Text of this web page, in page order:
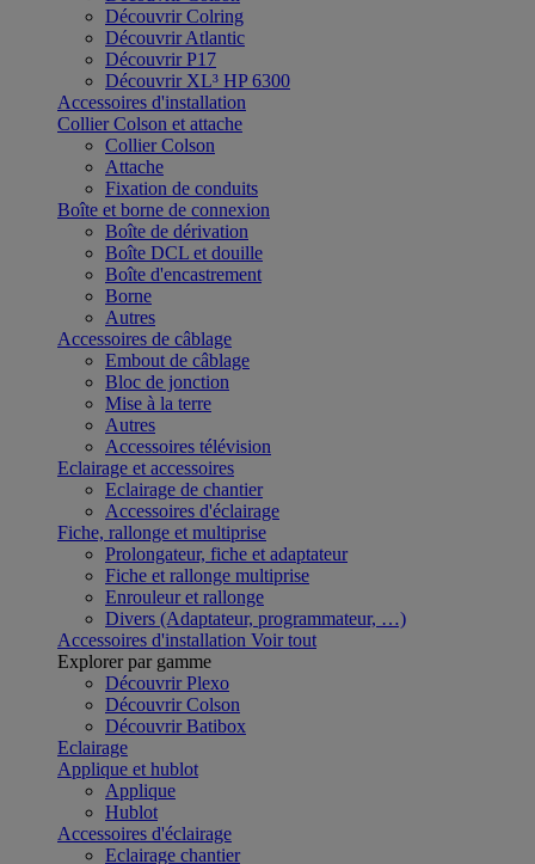
Découvrir Colring
Découvrir Atlantic
Découvrir P17
Découvrir XL³ HP 6300
Accessoires d'installation
Collier Colson et attache
Collier Colson
Attache
Fixation de conduits
Boîte et borne de connexion
Boîte de dérivation
Boîte DCL et douille
Boîte d'encastrement
Borne
Autres
Accessoires de câblage
Embout de câblage
Bloc de jonction
Mise à la terre
Autres
Accessoires télévision
Eclairage et accessoires
Eclairage de chantier
Accessoires d'éclairage
Fiche, rallonge et multiprise
Prolongateur, fiche et adaptateur
Fiche et rallonge multiprise
Enrouleur et rallonge
Divers (Adaptateur, programmateur, …)
Accessoires d'installation Voir tout
Explorer par gamme
Découvrir Plexo
Découvrir Colson
Découvrir Batibox
Eclairage
Applique et hublot
Applique
Hublot
Accessoires d'éclairage
Eclairage chantier